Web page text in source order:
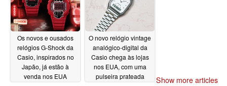
Os novos e ousados
relógios G-Shock da
Casio, inspirados no
Japão, já estão à
venda nos EUA
O novo relógio vintage
analógico-digital da
Casio chega às lojas
nos EUA, com uma
pulseira prateada
Show more articles